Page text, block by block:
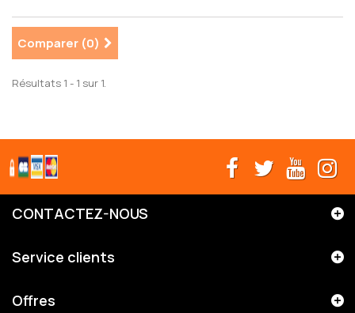
Comparer (0)
Résultats 1 - 1 sur 1.
CONTACTEZ-NOUS
Service clients
Offres